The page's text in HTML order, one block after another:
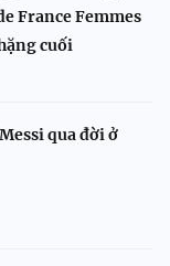
France Femmes
cuối
qua đời ở